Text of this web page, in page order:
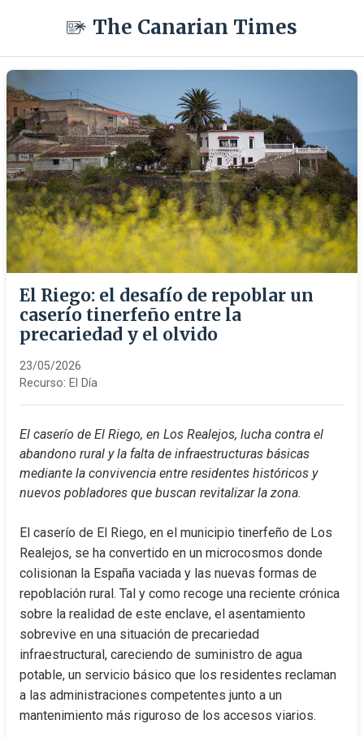
The Canarian Times
El Riego: el desafío de repoblar un
caserío tinerfeño entre la
precariedad y el olvido
23/05/2026
Recurso: El Día
El caserío de El Riego, en Los Realejos, lucha contra el
abandono rural y la falta de infraestructuras básicas
mediante la convivencia entre residentes históricos y
nuevos pobladores que buscan revitalizar la zona.
El caserío de El Riego, en el municipio tinerfeño de Los
Realejos, se ha convertido en un microcosmos donde
colisionan la España vaciada y las nuevas formas de
repoblación rural. Tal y como recoge una reciente crónica
sobre la realidad de este enclave, el asentamiento
sobrevive en una situación de precariedad
infraestructural, careciendo de suministro de agua
potable, un servicio básico que los residentes reclaman
a las administraciones competentes junto a un
mantenimiento más riguroso de los accesos viarios.